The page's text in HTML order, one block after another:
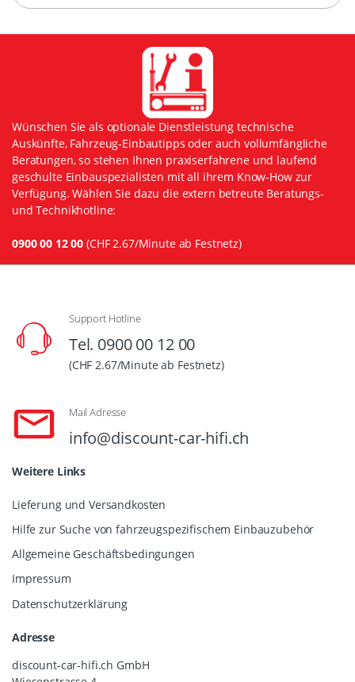
Wünschen Sie als optionale Dienstleistung technische
Auskünfte, Fahrzeug-Einbautipps oder auch vollumfängliche
Beratungen, so stehen Ihnen praxiserfahrene und laufend
geschulte Einbauspezialisten mit all ihrem Know-How zur
Verfügung. Wählen Sie dazu die extern betreute Beratungs-
und Technikhotline:
0900 00 12 00 (CHF 2.67/Minute ab Festnetz)
Support Hotline
Tel. 0900 00 12 00
(CHF 2.67/Minute ab Festnetz)
Mail Adresse
info@discount-car-hifi.ch
Weitere Links
Lieferung und Versandkosten
Hilfe zur Suche von fahrzeugspezifischem Einbauzubehör
Allgemeine Geschäftsbedingungen
Impressum
Datenschutzerklärung
Adresse
discount-car-hifi.ch GmbH